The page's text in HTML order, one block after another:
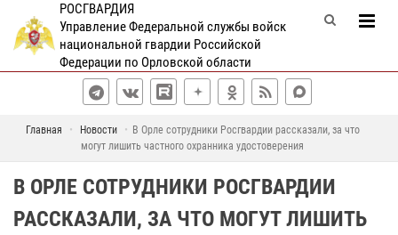
РОСГВАРДИЯ
Управление Федеральной службы войск
национальной гвардии Российской
Федерации по Орловской области
Главная Новости
В Орле сотрудники Росгвардии рассказали, за что
могут лишить частного охранника удостоверения
В ОРЛЕ СОТРУДНИКИ РОСГВАРДИИ
РАССКАЗАЛИ, ЗА ЧТО МОГУТ ЛИШИТЬ